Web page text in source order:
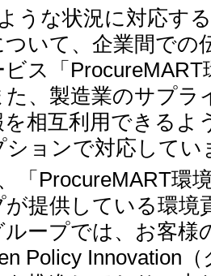
うな状況に対応す
ついて、企業間での
ス「
た、製造業のサプラ
を相互利用できるよ
ションで対応してい
「ProcureMART環
が提供している環境
ループでは、お客様
Policy Innovation